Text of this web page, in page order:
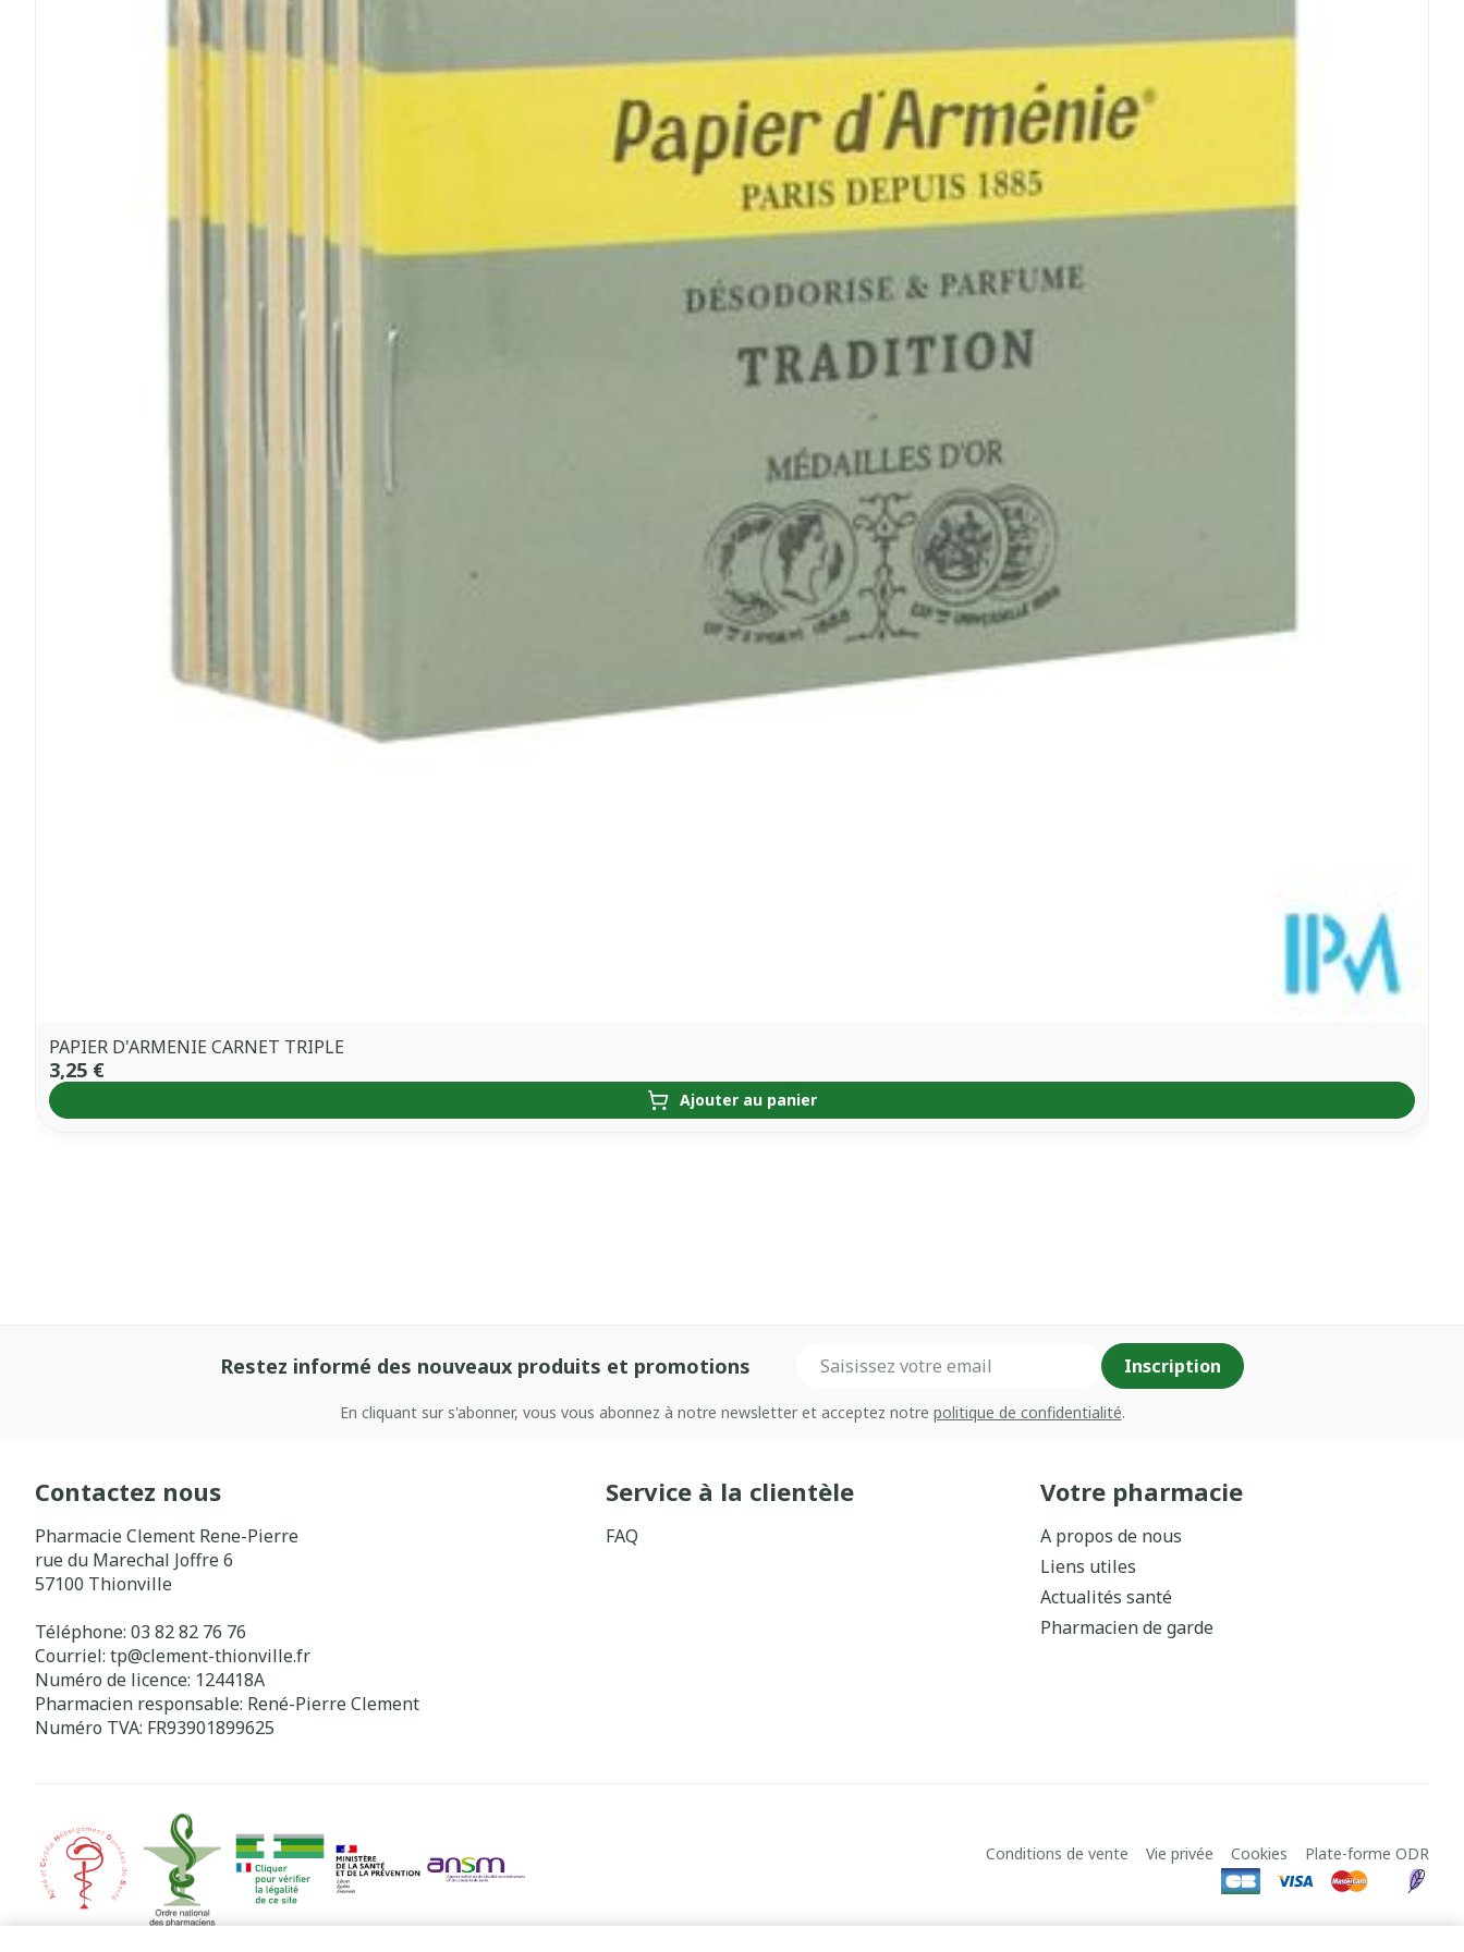
PAPIER D'ARMENIE CARNET TRIPLE
3,25 €
Ajouter au panier
Restez informé des nouveaux produits et promotions Inscription
En cliquant sur s'abonner, vous vous abonnez à notre newsletter et acceptez notre politique de confidentialité.
Contactez nous
Pharmacie Clement Rene-Pierre
rue du Marechal Joffre 6
57100 Thionville
Téléphone: 03 82 82 76 76
Courriel: tp@clement-thionville.fr
Numéro de licence: 124418A
Pharmacien responsable: René-Pierre Clement
Numéro TVA: FR93901899625
Service à la clientèle
FAQ
Votre pharmacie
A propos de nous
Liens utiles
Actualités santé
Pharmacien de garde
Conditions de vente Vie privée Cookies Plate-forme ODR